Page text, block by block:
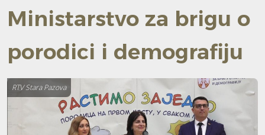
Ministarstvo za brigu o
porodici i demografiju
RTV Stara Pazova